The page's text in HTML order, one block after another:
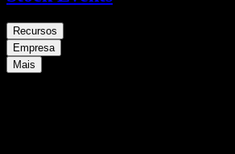
Recursos
Empresa
Mais